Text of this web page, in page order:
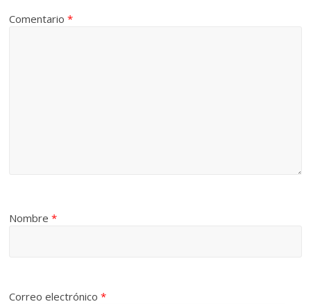
Comentario*
Nombre*
Correo electrónico*